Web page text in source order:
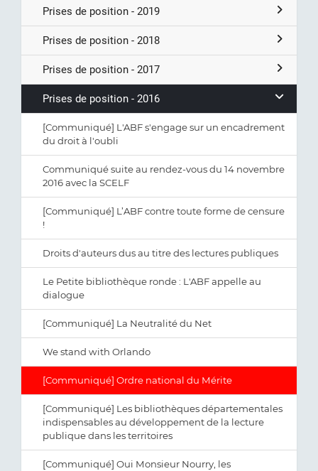
Prises de position - 2019
Prises de position - 2018
Prises de position - 2017
Prises de position - 2016
[Communiqué] L'ABF s'engage sur un encadrement
du droit à l'oubli
Communiqué suite au rendez-vous du 14 novembre
2016 avec la SCELF
[Communiqué] L’ABF contre toute forme de censure
!
Droits d'auteurs dus au titre des lectures publiques
Le Petite bibliothèque ronde : L'ABF appelle au
dialogue
[Communiqué] La Neutralité du Net
We stand with Orlando
[Communiqué] Ordre national du Mérite
[Communiqué] Les bibliothèques départementales
indispensables au développement de la lecture
publique dans les territoires
[Communiqué] Oui Monsieur Nourry, les